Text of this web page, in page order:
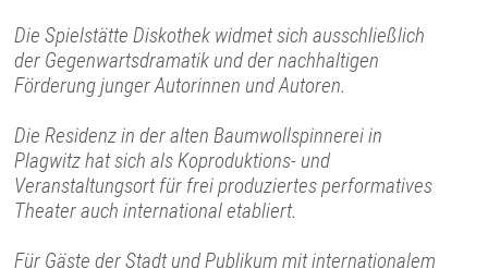
Die Spielstätte Diskothek widmet sich ausschließlich
der Gegenwartsdramatik und der nachhaltigen
Förderung junger Autorinnen und Autoren.
Die Residenz in der alten Baumwollspinnerei in
Plagwitz hat sich als Koproduktions- und
Veranstaltungsort für frei produziertes performatives
Theater auch international etabliert.
Für Gäste der Stadt und Publikum mit internationalem